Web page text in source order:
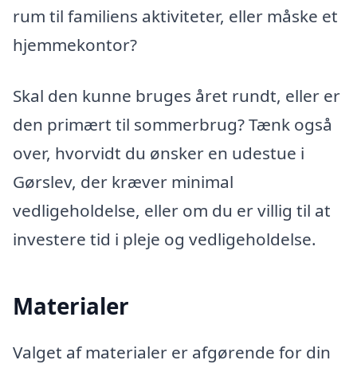
rum til familiens aktiviteter, eller måske et
hjemmekontor?
Skal den kunne bruges året rundt, eller er
den primært til sommerbrug? Tænk også
over, hvorvidt du ønsker en udestue i
Gørslev, der kræver minimal
vedligeholdelse, eller om du er villig til at
investere tid i pleje og vedligeholdelse.
Materialer
Valget af materialer er afgørende for din